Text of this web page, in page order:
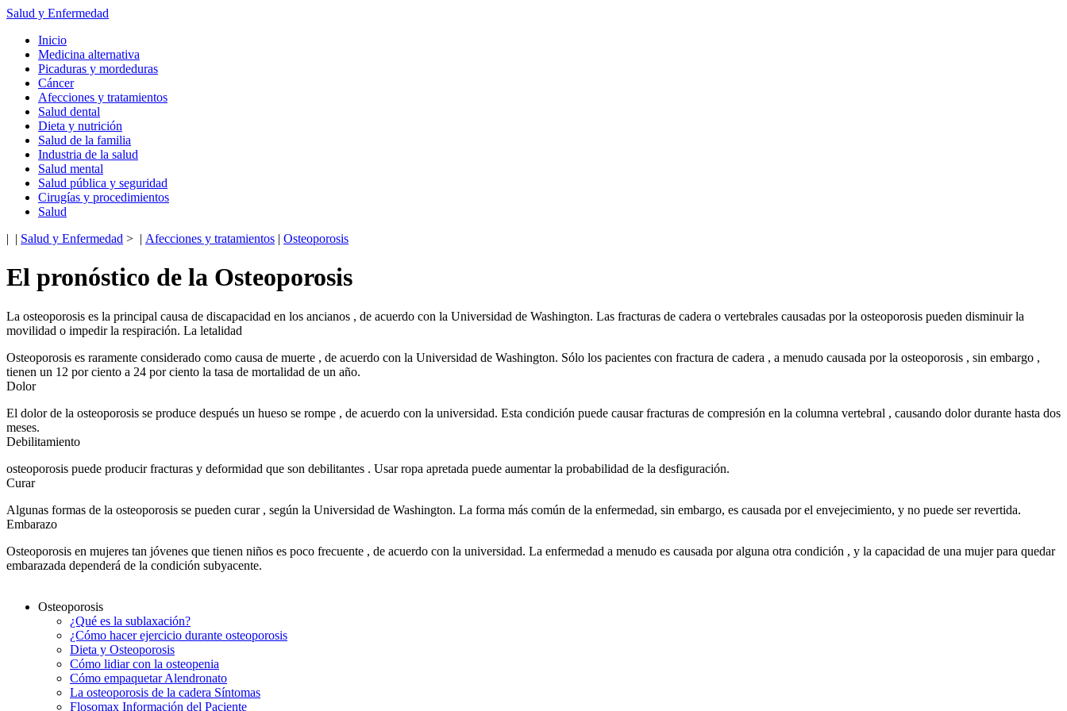
Salud y Enfermedad
Inicio
Medicina alternativa
Picaduras y mordeduras
Cáncer
Afecciones y tratamientos
Salud dental
Dieta y nutrición
Salud de la familia
Industria de la salud
Salud mental
Salud pública y seguridad
Cirugías y procedimientos
Salud
| | Salud y Enfermedad > | Afecciones y tratamientos | Osteoporosis
El pronóstico de la Osteoporosis
La osteoporosis es la principal causa de discapacidad en los ancianos , de acuerdo con la Universidad de Washington. Las fracturas de cadera o vertebrales causadas por la osteoporosis pueden disminuir la
movilidad o impedir la respiración. La letalidad
Osteoporosis es raramente considerado como causa de muerte , de acuerdo con la Universidad de Washington. Sólo los pacientes con fractura de cadera , a menudo causada por la osteoporosis , sin embargo ,
tienen un 12 por ciento a 24 por ciento la tasa de mortalidad de un año.
Dolor
El dolor de la osteoporosis se produce después un hueso se rompe , de acuerdo con la universidad. Esta condición puede causar fracturas de compresión en la columna vertebral , causando dolor durante hasta dos
meses.
Debilitamiento
osteoporosis puede producir fracturas y deformidad que son debilitantes . Usar ropa apretada puede aumentar la probabilidad de la desfiguración.
Curar
Algunas formas de la osteoporosis se pueden curar , según la Universidad de Washington. La forma más común de la enfermedad, sin embargo, es causada por el envejecimiento, y no puede ser revertida.
Embarazo
Osteoporosis en mujeres tan jóvenes que tienen niños es poco frecuente , de acuerdo con la universidad. La enfermedad a menudo es causada por alguna otra condición , y la capacidad de una mujer para quedar
embarazada dependerá de la condición subyacente.
Osteoporosis
¿Qué es la sublaxación?
¿Cómo hacer ejercicio durante osteoporosis
Dieta y Osteoporosis
Cómo lidiar con la osteopenia
Cómo empaquetar Alendronato
La osteoporosis de la cadera Síntomas
Flosomax Información del Paciente